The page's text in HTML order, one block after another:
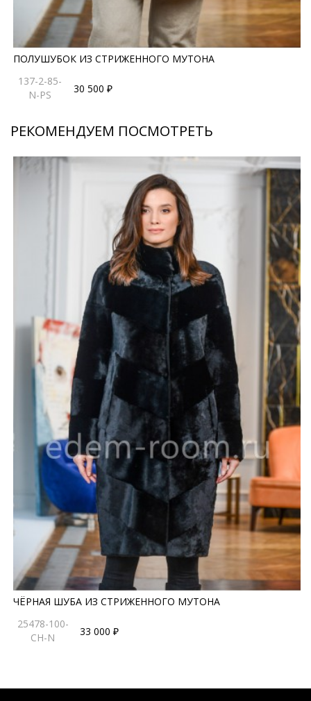
ПОЛУШУБОК ИЗ СТРИЖЕННОГО МУТОНА
137-2-85-
N-PS
30 500 ₽
РЕКОМЕНДУЕМ ПОСМОТРЕТЬ
ЧЁРНАЯ ШУБА ИЗ СТРИЖЕННОГО МУТОНА
25478-100-
CH-N
33 000 ₽